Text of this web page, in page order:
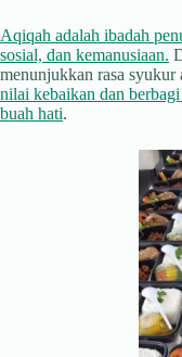
Aqiqah adalah ibadah
sosial, dan kemanusiaan.
menunjukkan rasa syukur
nilai kebaikan dan
buah hati.